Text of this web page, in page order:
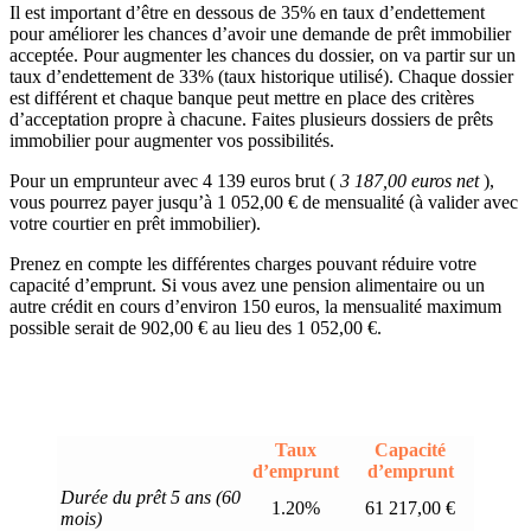
Il est important d’être en dessous de 35% en taux d’endettement
pour améliorer les chances d’avoir une demande de prêt immobilier
acceptée. Pour augmenter les chances du dossier, on va partir sur un
taux d’endettement de 33% (taux historique utilisé). Chaque dossier
est différent et chaque banque peut mettre en place des critères
d’acceptation propre à chacune. Faites plusieurs dossiers de prêts
immobilier pour augmenter vos possibilités.
Pour un emprunteur avec 4 139 euros brut ( 3 187,00 euros net),
vous pourrez payer jusqu’à 1 052,00 € de mensualité (à valider avec
votre courtier en prêt immobilier).
Prenez en compte les différentes charges pouvant réduire votre
capacité d’emprunt. Si vous avez une pension alimentaire ou un
autre crédit en cours d’environ 150 euros, la mensualité maximum
possible serait de 902,00 € au lieu des 1 052,00 €.
Taux
d’emprunt
Capacité
d’emprunt
Durée du prêt 5 ans (60
mois)
1.20%
61 217,00 €